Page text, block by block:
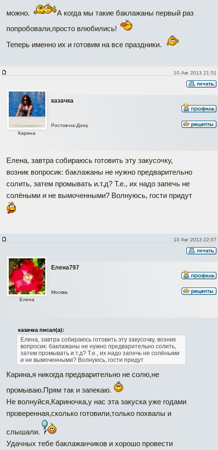
можно.
А когда мы такие баклажаны первый раз
попробовали,просто влюбились!
Теперь именно их и готовим на все праздники.
10 Авг 2013 21:51
казачка
Карина
Ростов-на-Дону
Елена, завтра собираюсь готовить эту закусочку,
возник вопросик: баклажаны не нужно предварительно
солить, затем промывать и.т.д? Т.е., их надо запечь не
солёными и не вымоченными? Волнуюсь, гости придут
10 Авг 2013 22:07
Елена797
Елена
Москва
казачка писал(а):
Елена, завтра собираюсь готовить эту закусочку, возник
вопросик: баклажаны не нужно предварительно солить,
затем промывать и.т.д? Т.е., их надо запечь не солёными
и не вымоченными? Волнуюсь, гости придут
Карина,я никогда предварительно не солю,не
промываю.Прям так и запекаю.
Не волнуйся,Кариночка,у нас эта закуска уже годами
проверенная,сколько готовили,только похвалы и
слышали.
Удачных тебе баклажанчиков и хорошо провести